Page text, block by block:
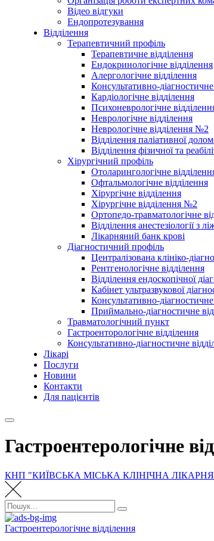
Відео відгуки
Ендопротезування
Відділення
Терапевтичний профіль
Терапевтичне відділення
Ендокринологічне відділення
Алергологічне відділення
Консультативно-діагностичне
Кардіологічне відділення
Психоневрологічне
Неврологічне відділення
Неврологічне відділення №2
Відділення паліативної
Відділення фізичної та
Хірургічний профіль
Отоларингологічне
Офтальмологічне відділення
Хірургічне відділення
Хірургічне відділення №2
Ортопедо-травматологічне
Відділення анестезіології з
Лікарняний банк крові
Діагностичний профіль
Централізована клініко-
Рентгенологічне відділення
Відділення ендоскопічної
Кабінет ультразвукової
Консультативно-
Приймально-діагностичне
Травматологічний пункт
Гастроенторологічне відділення
Консультативно-діагностичне
Лікарі
Послуги
Новини
Контакти
Для пацієнтів
Гастроентерологічне
КНП "КИЇВСЬКА МІСЬКА КЛІНІЧНА
Пошук:
Пошук
Гастроентерологічне відділення